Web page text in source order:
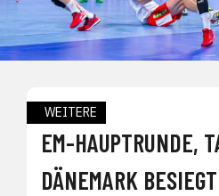
WEITERE
EM-HAUPTRUNDE,
DÄNEMARK